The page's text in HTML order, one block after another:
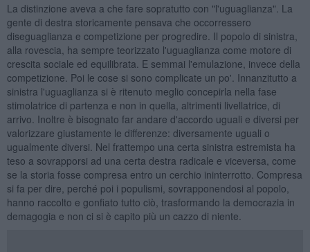
La distinzione aveva a che fare sopratutto con "l'uguaglianza". La
gente di destra storicamente pensava che occorressero
diseguaglianza e competizione per progredire. Il popolo di sinistra,
alla rovescia, ha sempre teorizzato l'uguaglianza come motore di
crescita sociale ed equilibrata. E semmai l'emulazione, invece della
competizione. Poi le cose si sono complicate un po'. Innanzitutto a
sinistra l'uguaglianza si è ritenuto meglio concepirla nella fase
stimolatrice di partenza e non in quella, altrimenti livellatrice, di
arrivo. Inoltre è bisognato far andare d'accordo uguali e diversi per
valorizzare giustamente le differenze: diversamente uguali o
ugualmente diversi. Nel frattempo una certa sinistra estremista ha
teso a sovrapporsi ad una certa destra radicale e viceversa, come
se la storia fosse compresa entro un cerchio ininterrotto. Compresa
si fa per dire, perché poi i populismi, sovrapponendosi al popolo,
hanno raccolto e gonfiato tutto ciò, trasformando la democrazia in
demagogia e non ci si è capito più un cazzo di niente.